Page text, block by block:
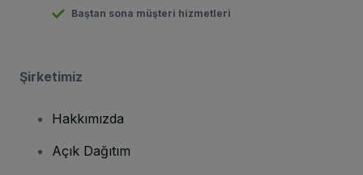
Baştan sona müşteri hizmetleri
Şirketimiz
Hakkımızda
Açık Dağıtım